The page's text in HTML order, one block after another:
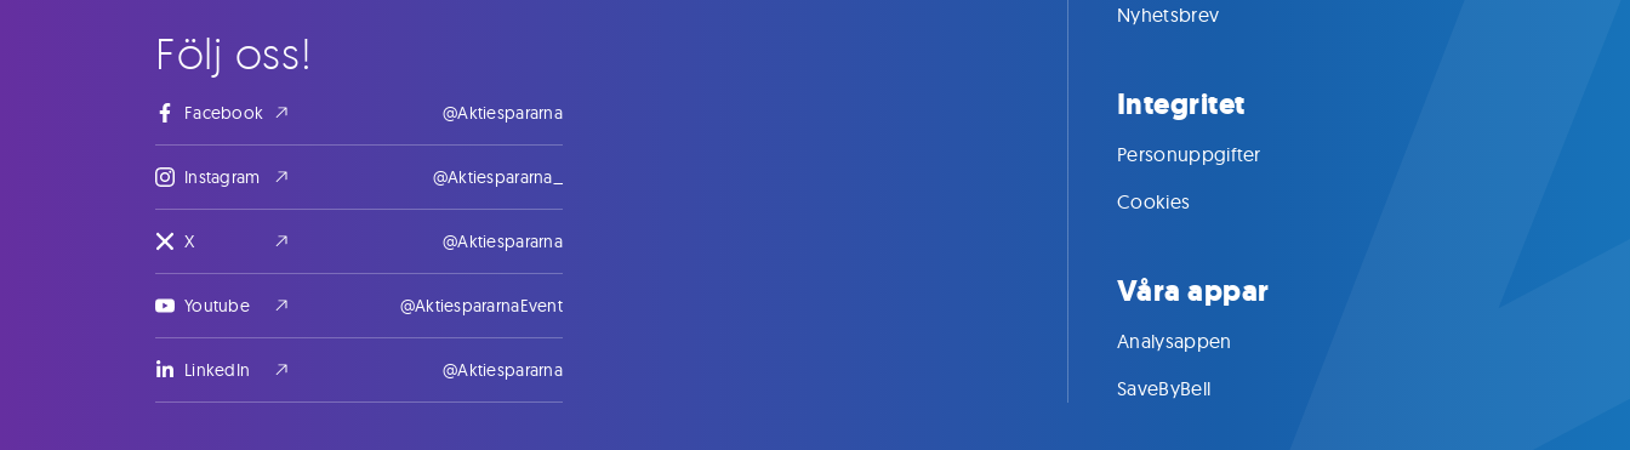
Följ oss!
Facebook @Aktiespararna
Instagram @Aktiespararna_
X @Aktiespararna
Youtube @AktiespararnaEvent
LinkedIn @Aktiespararna
Nyhetsbrev
Integritet
Personuppgifter
Cookies
Våra appar
Analysappen
SaveByBell